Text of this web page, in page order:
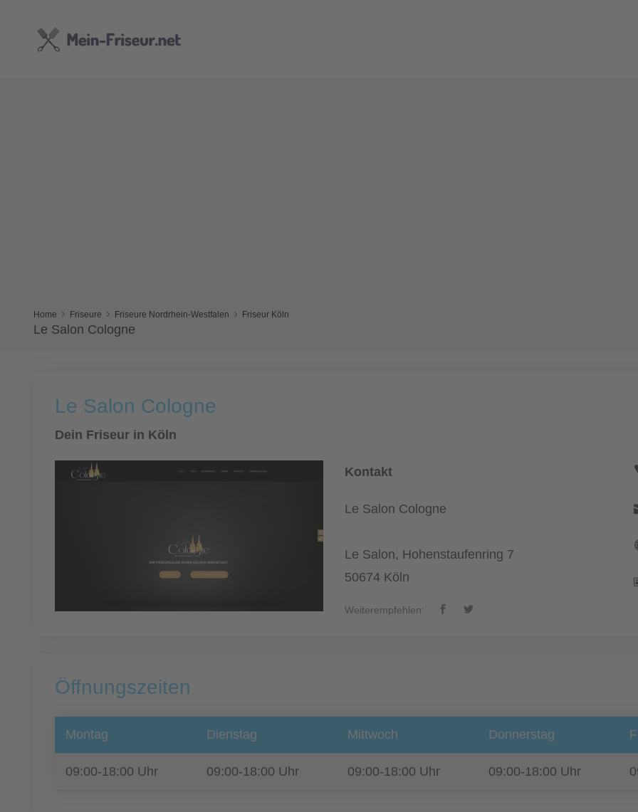
Home Friseure Friseure Nordrhein-Westfalen Friseur Köln
Le Salon Cologne
Le Salon Cologne
Dein Friseur in Köln
Kontakt
Le Salon Cologne
Le Salon, Hohenstaufenring 7
50674 Köln
Weiterempfehlen:
Öffnungszeiten
Montag Dienstag Mittwoch Donnerstag
09:00-18:00 Uhr 09:00-18:00 Uhr 09:00-18:00 Uhr 09:00-18:00 Uhr